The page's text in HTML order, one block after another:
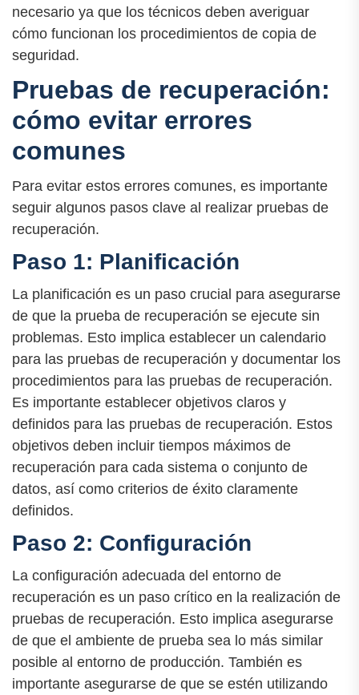
necesario ya que los técnicos deben averiguar
cómo funcionan los procedimientos de copia de
seguridad.
Pruebas de recuperación:
cómo evitar errores
comunes
Para evitar estos errores comunes, es importante
seguir algunos pasos clave al realizar pruebas de
recuperación.
Paso 1: Planificación
La planificación es un paso crucial para asegurarse
de que la prueba de recuperación se ejecute sin
problemas. Esto implica establecer un calendario
para las pruebas de recuperación y documentar los
procedimientos para las pruebas de recuperación.
Es importante establecer objetivos claros y
definidos para las pruebas de recuperación. Estos
objetivos deben incluir tiempos máximos de
recuperación para cada sistema o conjunto de
datos, así como criterios de éxito claramente
definidos.
Paso 2: Configuración
La configuración adecuada del entorno de
recuperación es un paso crítico en la realización de
pruebas de recuperación. Esto implica asegurarse
de que el ambiente de prueba sea lo más similar
posible al entorno de producción. También es
importante asegurarse de que se estén utilizando